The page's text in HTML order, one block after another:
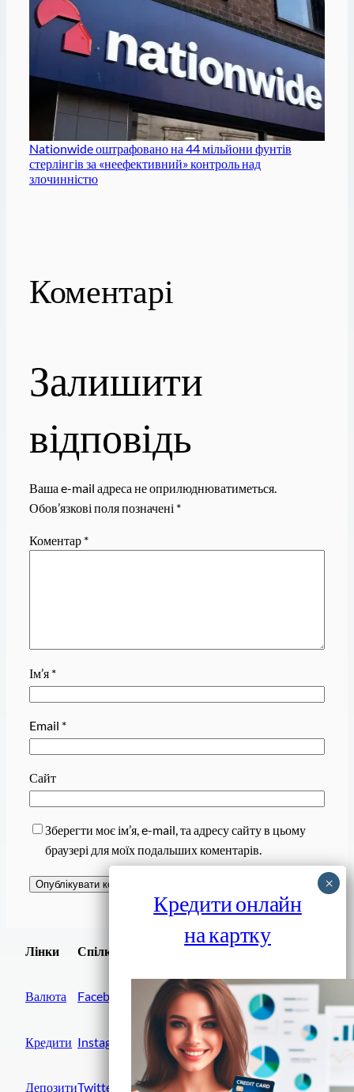
Nationwide оштрафовано на 44 мільйони фунтів
стерлінгів за «неефективний» контроль над
злочинністю
Коментарі
Залишити
відповідь
Ваша e-mail адреса не оприлюднюватиметься.
Обов’язкові поля позначені *
Коментар *
Ім’я *
Email *
Сайт
Зберегти моє ім’я, e-mail, та адресу сайту в цьому
браузері для моїх подальших коментарів.
Лінки
Валюта
Кредити
Депозити
Спілки
Facebook
Instagram
Twitter
Завантажити
Кредити онлайн
на картку